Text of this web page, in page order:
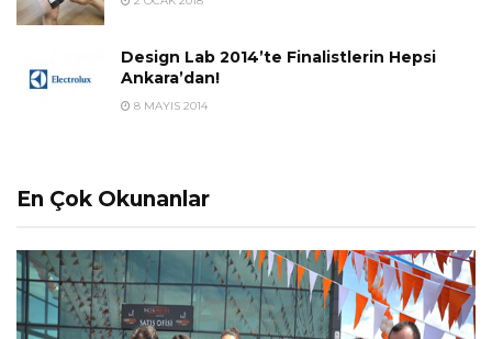
Design Lab 2014’te Finalistlerin Hepsi
Ankara’dan!
8 MAYIS 2014
En Çok Okunanlar